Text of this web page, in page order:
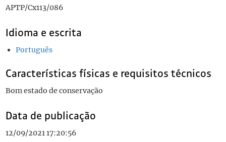
APTP/Cx113/086
Idioma e escrita
Português
Características físicas e requisitos técnicos
Bom estado de conservação
Data de publicação
12/09/2021 17:20:56